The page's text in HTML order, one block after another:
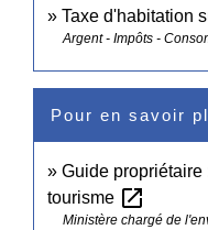
Taxe d'habitation
Argent - Impôts -
Pour en savoir
Guide
tourisme open_in_new
Ministère chargé de